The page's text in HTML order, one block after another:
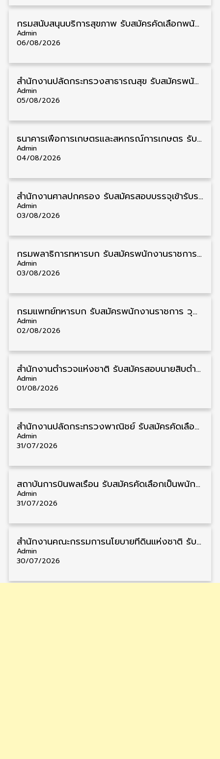
กรมสนับสนุนบริการสุขภาพ รับสมัครคัดเลือกพนักงานราชการ วุฒิ ปวส./ป.ตรี 13 อัตรา รับสมัคร 11 – 20 สิงหาคม
Admin
06/08/2026
สำนักงานปลัดกระทรวงสาธารณสุข รับสมัครพนักงานราชการรูปแบบพิเศษ วุฒิ ปวส./ป.ตรี 102 อัตรา รับสมัคร 17 – 28 สิงหาคม
Admin
05/08/2026
ธนาคารเพื่อการเกษตรและสหกรณ์การเกษตร รับสมัครบุคคลเพื่อเป็นผู้ช่วยพนักงาน วุฒิ ป.ตรี 5 อัตรา รับสมัคร 4 – 14 สิงหาคม
Admin
04/08/2026
สํานักงานศาลปกครอง รับสมัครสอบบรรจุเข้ารับราชการ วุฒิ ป.ตรี 72 อัตรา รับสมัคร 31 สิงหาคม – 18 กันยายน
Admin
03/08/2026
กรมพลาธิการทหารบก รับสมัครพนักงานราชการ วุฒิ ม.3/ม.6/ปวช. 66 อัตรา รับสมัคร 10 – 17 สิงหาคม
Admin
03/08/2026
กรมแพทย์ทหารบก รับสมัครพนักงานราชการ วุฒิ ม.3/ม.6/ปวช./ปวท./ปวส. 6 อัตรา รับสมัคร 3 – 7 สิงหาคม
Admin
02/08/2026
สำนักงานตำรวจแห่งชาติ รับสมัครสอบนายสิบตำรวจ วุฒิ ม.6/ปวช. 6,000 อัตรา รับสมัคร 8 – 19 สิงหาคม
Admin
01/08/2026
สำนักงานปลัดกระทรวงพาณิชย์ รับสมัครคัดเลือกพนักงานราชการ วุฒิ ปวส./ป.ตรี 11 อัตรา รับสมัคร 10 – 21 สิงหาคม
Admin
31/07/2026
สถาบันการบินพลเรือน รับสมัครคัดเลือกเป็นพนักงาน วุฒิ ป.ตรี/ป.โท/ป.เอก 11 อัตรา รับสมัคร 27 กรกฎาคม – 10 สิงหาคม
Admin
31/07/2026
สำนักงานคณะกรรมการนโยบายที่ดินแห่งชาติ รับสมัครคัดเลือกพนักงานราชการ วุฒิ ป.ตรี 6 อัตรา รับสมัคร 13 กรกฎาคม – 6 สิงหาคม
Admin
30/07/2026